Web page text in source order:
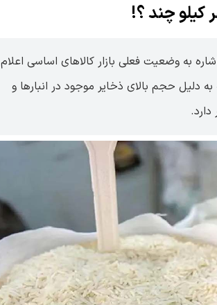
کیلو چند ؟!
به وضعیت فعلی بازار کالاهای اساسی اعلام
دلیل حجم بالای ذخایر موجود در انبارها و